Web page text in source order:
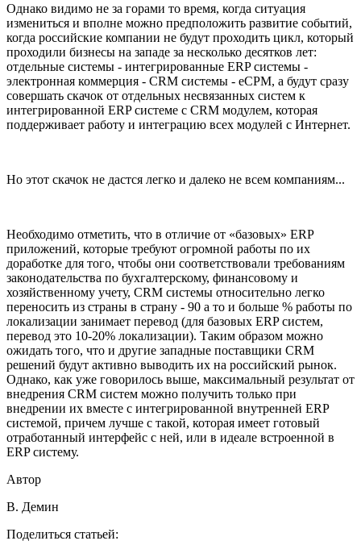
Однако видимо не за горами то время, когда ситуация
измениться и вполне можно предположить развитие событий,
когда российские компании не будут проходить цикл, который
проходили бизнесы на западе за несколько десятков лет:
отдельные системы - интегрированные ERP системы -
электронная коммерция - CRM системы - eСРМ, а будут сразу
совершать скачок от отдельных несвязанных систем к
интегрированной ERP системе с CRM модулем, которая
поддерживает работу и интеграцию всех модулей с Интернет.
Но этот скачок не дастся легко и далеко не всем компаниям...
Необходимо отметить, что в отличие от «базовых» ERP
приложений, которые требуют огромной работы по их
доработке для того, чтобы они соответствовали требованиям
законодательства по бухгалтерскому, финансовому и
хозяйственному учету, CRM системы относительно легко
переносить из страны в страну - 90 а то и больше % работы по
локализации занимает перевод (для базовых ERP систем,
перевод это 10-20% локализации). Таким образом можно
ожидать того, что и другие западные поставщики CRM
решений будут активно выводить их на российский рынок.
Однако, как уже говорилось выше, максимальный результат от
внедрения CRM систем можно получить только при
внедрении их вместе с интегрированной внутренней ERP
системой, причем лучше с такой, которая имеет готовый
отработанный интерфейс с ней, или в идеале встроенной в
ERP систему.
Автор
В. Демин
Поделиться статьей: